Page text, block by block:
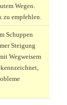
Wegen.
zu empfehlen.
Schuppen
Steigung
Wegweisern